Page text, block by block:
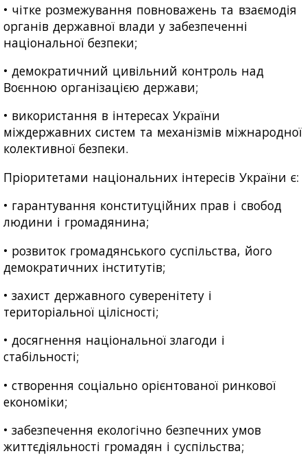
• чітке розмежування повноважень та взаємодія
органів державної влади у забезпеченні
національної безпеки;
• демократичний цивільний контроль над
Воєнною організацією держави;
• використання в інтересах України
міждержавних систем та механізмів міжнародної
колективної безпеки.
Пріоритетами національних інтересів України є:
• гарантування конституційних прав і свобод
людини і громадянина;
• розвиток громадянського суспільства, його
демократичних інститутів;
• захист державного суверенітету і
територіальної цілісності;
• досягнення національної злагоди і
стабільності;
• створення соціально орієнтованої ринкової
економіки;
• забезпечення екологічно безпечних умов
життєдіяльності громадян і суспільства;